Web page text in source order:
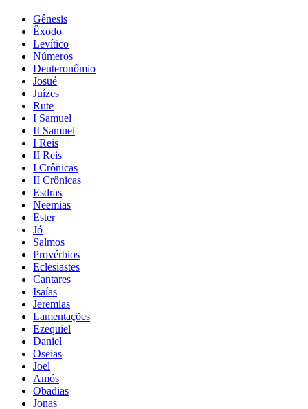
Gênesis
Êxodo
Levítico
Números
Deuteronômio
Josué
Juízes
Rute
I Samuel
II Samuel
I Reis
II Reis
I Crônicas
II Crônicas
Esdras
Neemias
Ester
Jó
Salmos
Provérbios
Eclesiastes
Cantares
Isaías
Jeremias
Lamentações
Ezequiel
Daniel
Oseias
Joel
Amós
Obadias
Jonas